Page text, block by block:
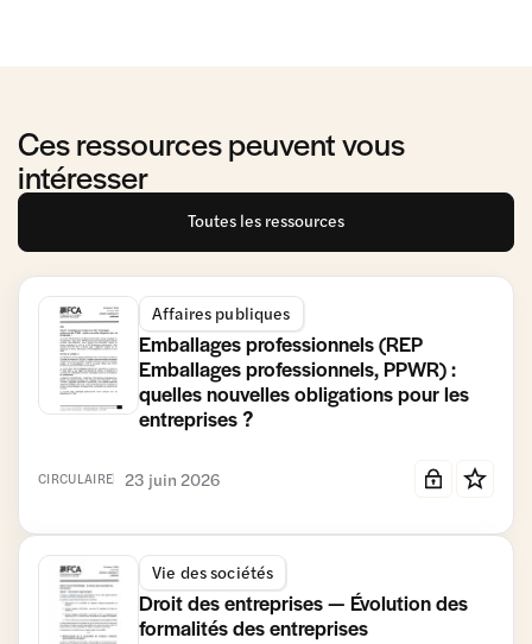
Ces ressources peuvent vous
intéresser
Toutes les ressources
Affaires publiques
Emballages professionnels (REP
Emballages professionnels, PPWR) :
quelles nouvelles obligations pour les
entreprises ?
CIRCULAIRE 23 juin 2026
Vie des sociétés
Droit des entreprises — Évolution des
formalités des entreprises